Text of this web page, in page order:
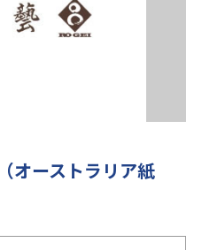
オーストラリア紙